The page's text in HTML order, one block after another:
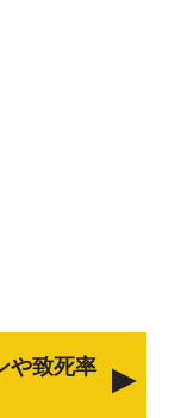
や致死率